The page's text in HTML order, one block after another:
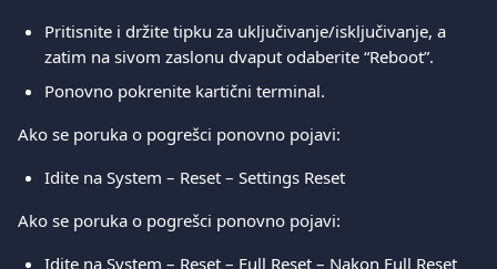
Pritisnite i držite tipku za uključivanje/isključivanje, a
zatim na sivom zaslonu dvaput odaberite “Reboot”.
Ponovno pokrenite kartični terminal.
Ako se poruka o pogrešci ponovno pojavi:
Idite na System – Reset – Settings Reset
Ako se poruka o pogrešci ponovno pojavi:
Idite na System – Reset – Full Reset – Nakon Full Reset